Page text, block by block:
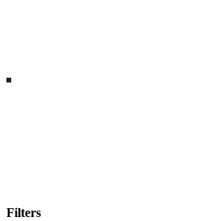
Filters